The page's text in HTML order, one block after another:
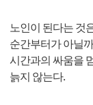
노인이 된다는 것
순간부터가 아닐
시간과의 싸움을
늙지 않는다.